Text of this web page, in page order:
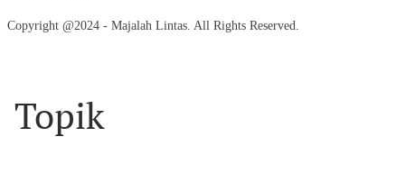
Copyright @2024 - Majalah Lintas. All Rights Reserved.
Topik